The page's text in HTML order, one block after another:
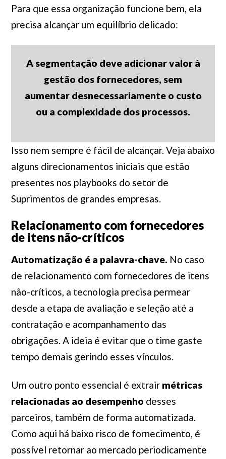
Para que essa organização funcione bem, ela
precisa alcançar um equilíbrio delicado:
A segmentação deve adicionar valor à
gestão dos fornecedores, sem
aumentar desnecessariamente o custo
ou a complexidade dos processos.
Isso nem sempre é fácil de alcançar. Veja abaixo
alguns direcionamentos iniciais que estão
presentes nos playbooks do setor de
Suprimentos de grandes empresas.
Relacionamento com fornecedores
de itens não-críticos
Automatização é a palavra-chave. No caso
de relacionamento com fornecedores de itens
não-críticos, a tecnologia precisa permear
desde a etapa de avaliação e seleção até a
contratação e acompanhamento das
obrigações. A ideia é evitar que o time gaste
tempo demais gerindo esses vínculos.
Um outro ponto essencial é extrair métricas
relacionadas ao desempenho desses
parceiros, também de forma automatizada.
Como aqui há baixo risco de fornecimento, é
possível retornar ao mercado periodicamente